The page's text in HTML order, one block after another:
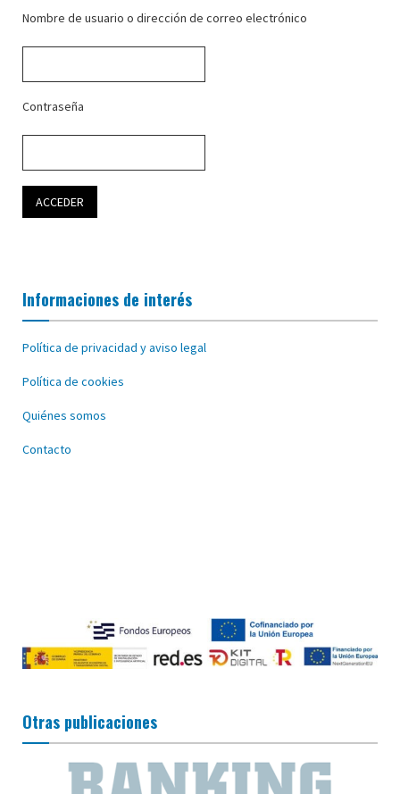
Nombre de usuario o dirección de correo electrónico
Contraseña
Informaciones de interés
Política de privacidad y aviso legal
Política de cookies
Quiénes somos
Contacto
Otras publicaciones